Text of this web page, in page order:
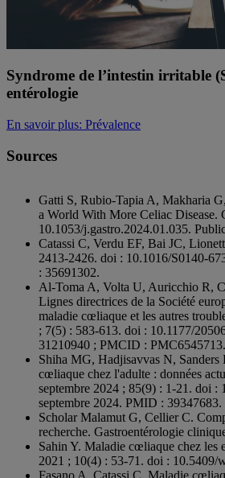
Syndrome de l’intestin irritable
entérologie
En savoir plus: Prévalence
Sources
Gatti S, Rubio-Tapia A, Makharia
a World With More Celiac Disease.
10.1053/j.gastro.2024.01.035.
Catassi C, Verdu EF, Bai JC,
2413-2426. doi : 10.1016/S0140-
: 35691302.
Al-Toma A, Volta U, Auricchio R,
Lignes directrices de la Société
maladie cœliaque et les autres
; 7(5) : 583-613. doi : 10.1177/
31210940 ; PMCID : PMC6545713.
Shiha MG, Hadjisavvas N,
cœliaque chez l'adulte : données
septembre 2024 ; 85(9) : 1-21. doi :
septembre 2024. PMID : 39347683.
Scholar Malamut G, Cellier C.
recherche. Gastroentérologie
Sahin Y. Maladie cœliaque chez les
2021 ; 10(4) : 53-71. doi :
Fasano A, Catassi C. Maladie